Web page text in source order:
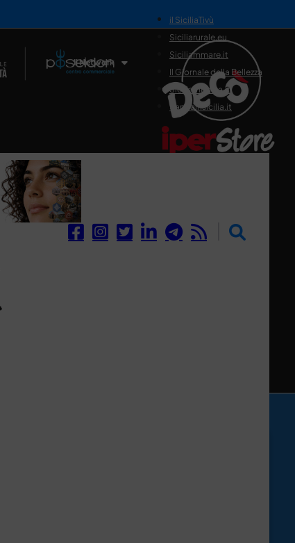
Il Network
il SiciliaTivù
Siciliarurale.eu
Siciliammare.it
Il Giornale della Bellezza
Siciliamedica.it
Sanitainsicilia.it